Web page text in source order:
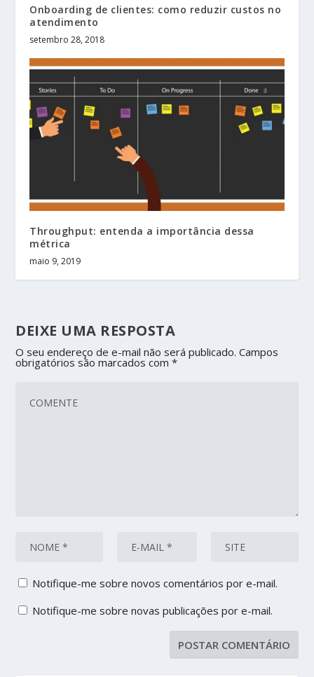
Onboarding de clientes: como reduzir custos no
atendimento
setembro 28, 2018
Throughput: entenda a importância dessa
métrica
maio 9, 2019
DEIXE UMA RESPOSTA
O seu endereço de e-mail não será publicado. Campos
obrigatórios são marcados com*
Notifique-me sobre novos comentários por e-mail.
Notifique-me sobre novas publicações por e-mail.